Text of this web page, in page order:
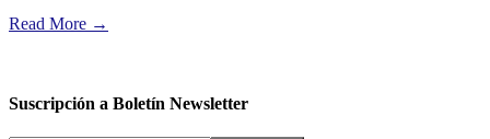
Read More →
Suscripción a Boletín Newsletter